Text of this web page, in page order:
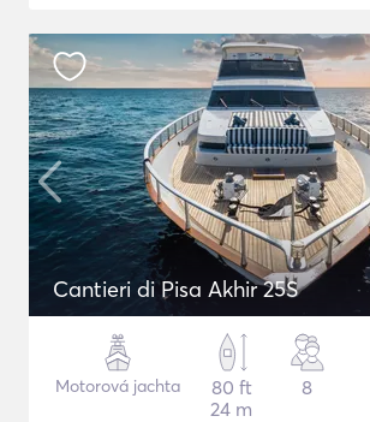
Cantieri di Pisa Akhir 25S
Motorová jachta
80 ft
24 m
8